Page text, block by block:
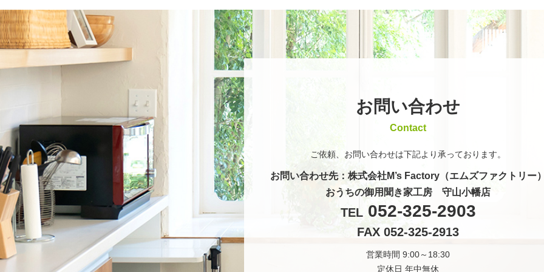
お問い合わせ
Contact
ご依頼、お問い合わせは下記より承っております。
お問い合わせ先：株式会社M’s Factory（エムズファクトリー
おうちの御用聞き家工房 守山小幡店
TEL052-325-2903
FAX 052-325-2913
営業時間 9:00～18:30
定休日 年中無休